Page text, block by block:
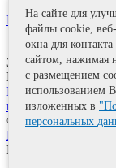
Контакты
Задать вопрос
Поделиться
Политика
использования
© 2011—2026 А.Е.
Карта сайта
Разработка сайта
На сайте для
файлы cookie,
окна для
сайтом,
с размещением
использованием
изложенных в
персональных